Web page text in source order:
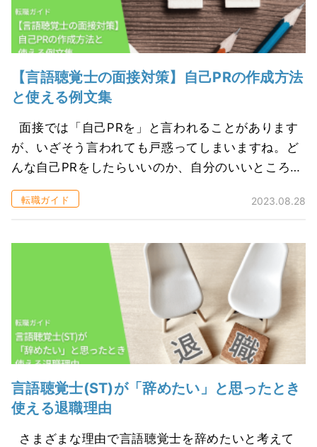
【言語聴覚士の面接対策】自己PRの作成方法
と使える例文集
面接では「自己PRを」と言われることがあります
が、いざそう言われても戸惑ってしまいますね。ど
んな自己PRをしたらいいのか、自分のいいところっ
てどんなところだろう？と考えてしまいます。面接
のときに使える自己PRを考えて...
転職ガイド 2023.08.28
言語聴覚士(ST)が「辞めたい」と思ったとき
使える退職理由
さまざまな理由で言語聴覚士を辞めたいと考えて